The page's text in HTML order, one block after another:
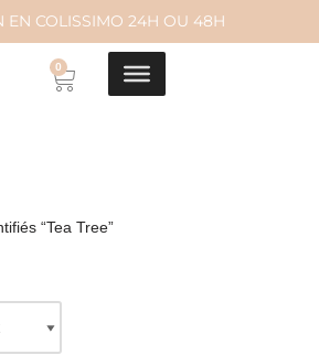
EN COLISSIMO 24H OU 48H
0
“Tea Tree”